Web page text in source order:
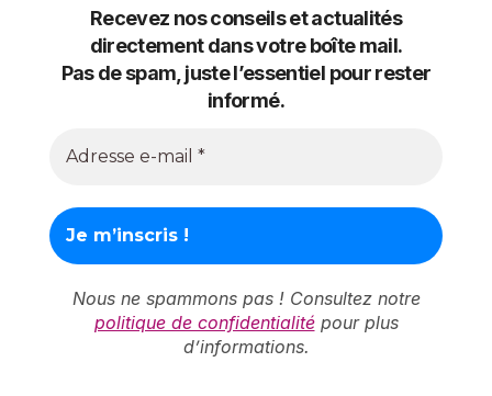
Recevez nos conseils et actualités
directement dans votre boîte mail.
Pas de spam, juste l’essentiel pour rester
informé.
Nous ne spammons pas ! Consultez notre
politique de confidentialitépour plus
d’informations.